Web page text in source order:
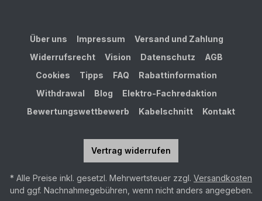
Über uns Impressum
Versand und Zahlung
Widerrufsrecht
Vision Datenschutz
AGB
Cookies
Tipps FAQ
Rabattinformation
Withdrawal
Blog
Elektro-Fachredaktion
Bewertungswettbewerb
Kabelschnitt Kontakt
Vertrag widerrufen
* Alle Preise inkl. gesetzl. Mehrwertsteuer zzgl. Versandkosten
und ggf. Nachnahmegebühren, wenn nicht anders angegeben.